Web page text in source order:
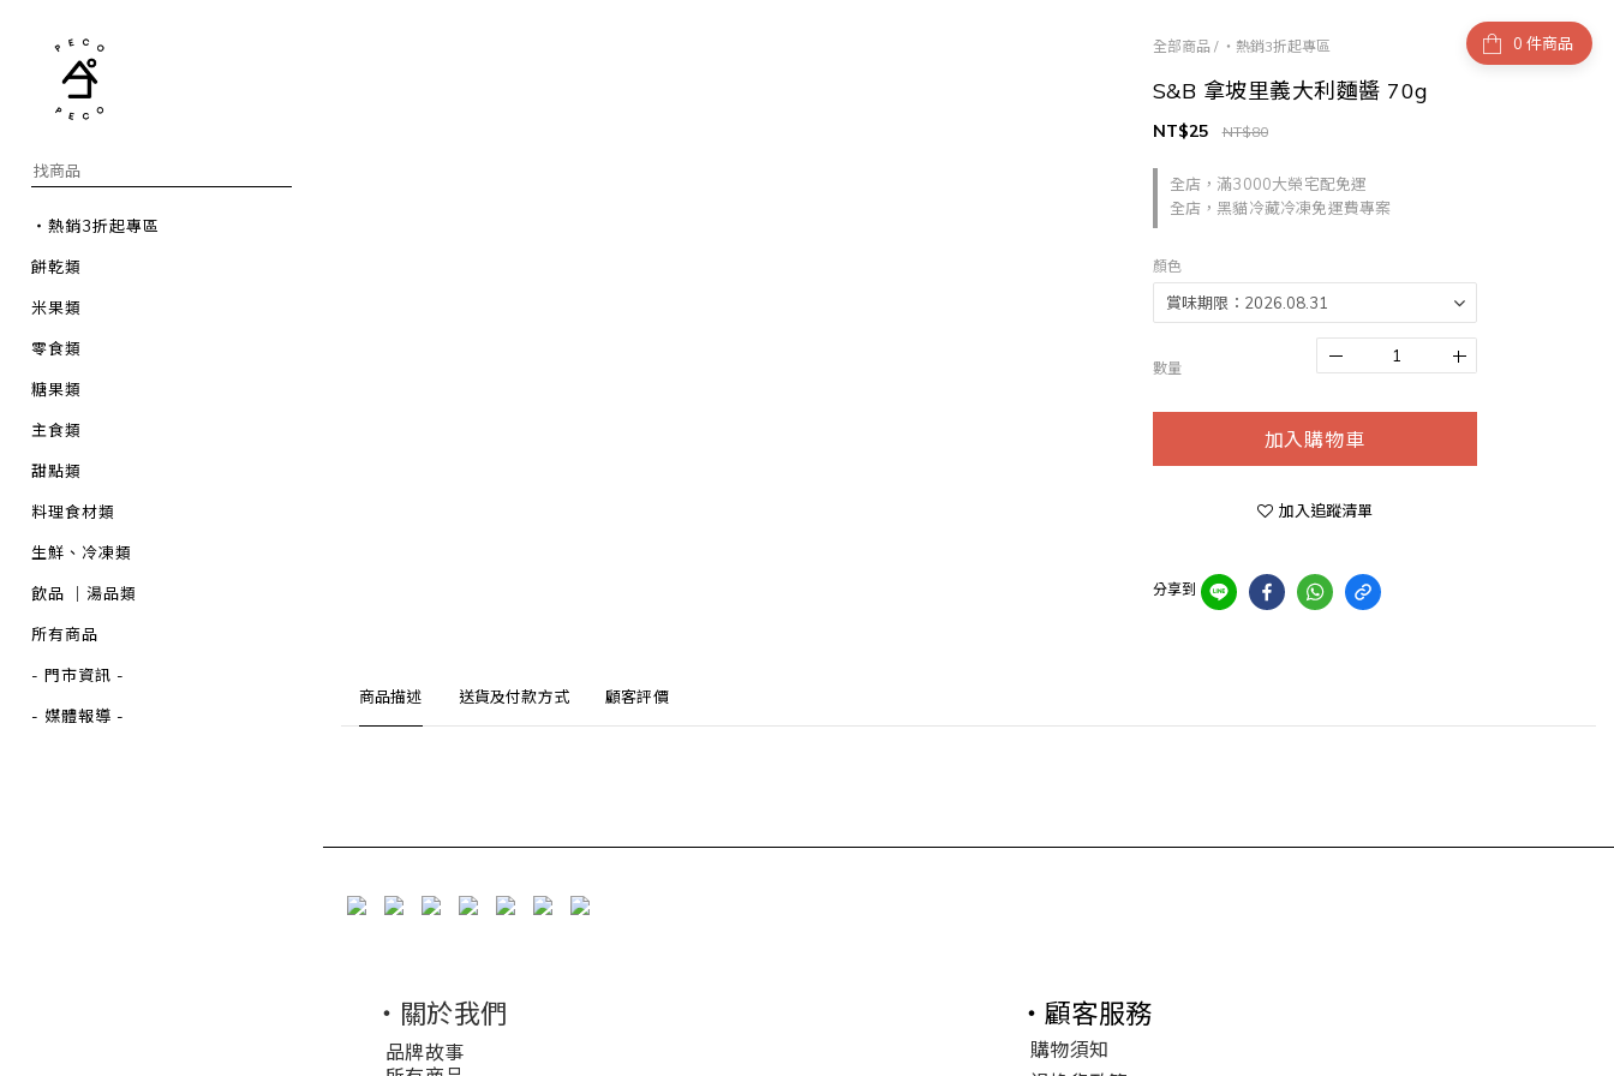
・熱銷3折起專區
餅乾類
米果類
零食類
糖果類
主食類
甜點類
料理食材類
生鮮、冷凍類
飲品 ｜湯品類
所有商品
- 門市資訊 -
- 媒體報導 -
件商品
全部商品 / ・熱銷3折起專區
S&B 拿坡里義大利麵醬 70g
全店，滿3000大榮宅配免運
全店，黑貓冷藏冷凍免運費專案
NT$80
NT$25
顏色
數量
加入購物車
加入追蹤清單
分享到
商品描述 送貨及付款方式 顧客評價
・關於我們
品牌故事
・顧客服務
購物須知